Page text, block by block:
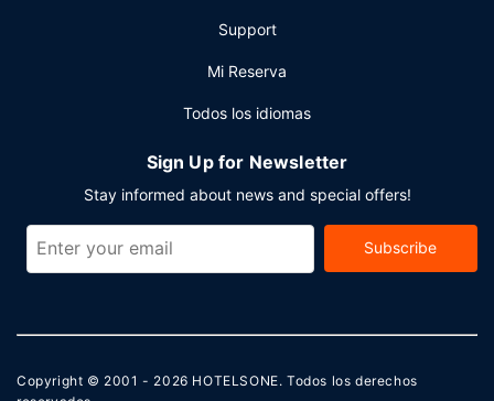
Support
Mi Reserva
Todos los idiomas
Sign Up for Newsletter
Stay informed about news and special offers!
Subscribe
Copyright © 2001 - 2026 HOTELSONE. Todos los derechos